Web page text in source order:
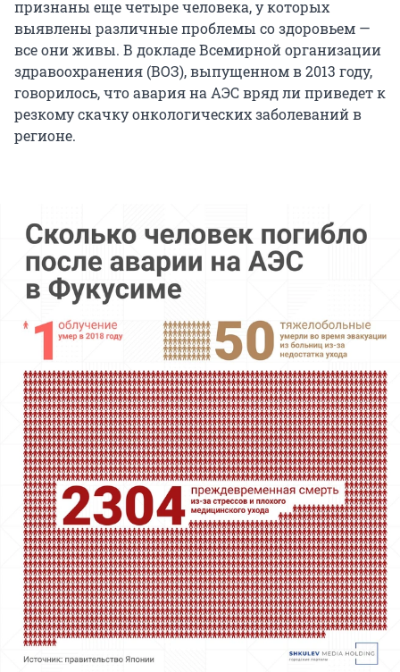
признаны еще четыре человека, у которых
выявлены различные проблемы со здоровьем —
все они живы. В докладе Всемирной организации
здравоохранения (ВОЗ), выпущенном в 2013 году,
говорилось, что авария на АЭС вряд ли приведет к
резкому скачку онкологических заболеваний в
регионе.